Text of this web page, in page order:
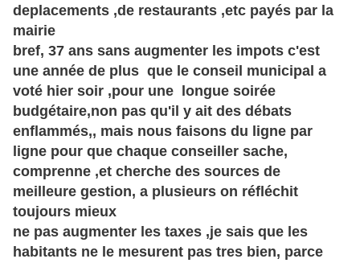
deplacements ,de restaurants ,etc payés par la
mairie
bref, 37 ans sans augmenter les impots c'est
une année de plus que le conseil municipal a
voté hier soir ,pour une longue soirée
budgétaire,non pas qu'il y ait des débats
enflammés,, mais nous faisons du ligne par
ligne pour que chaque conseiller sache,
comprenne ,et cherche des sources de
meilleure gestion, a plusieurs on réfléchit
toujours mieux
ne pas augmenter les taxes ,je sais que les
habitants ne le mesurent pas tres bien, parce